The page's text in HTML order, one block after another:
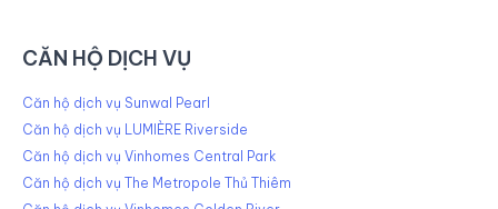
CĂN HỘ DỊCH VỤ
Căn hộ dịch vụ Sunwal Pearl
Căn hộ dịch vụ LUMIÈRE Riverside
Căn hộ dịch vụ Vinhomes Central Park
Căn hộ dịch vụ The Metropole Thủ Thiêm